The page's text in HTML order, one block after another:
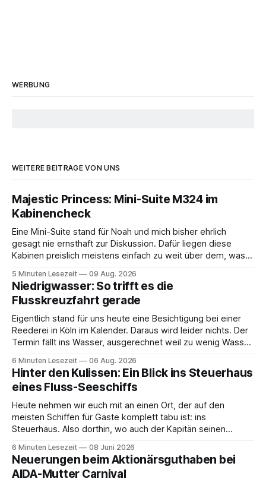
WERBUNG
WEITERE BEITRÄGE VON UNS
Majestic Princess: Mini-Suite M324 im
Kabinencheck
Eine Mini-Suite stand für Noah und mich bisher ehrlich
gesagt nie ernsthaft zur Diskussion. Dafür liegen diese
Kabinen preislich meistens einfach zu weit über dem, was
und investieren das gesparte Geld lieber in Ausflüge, gutes
Essen oder in den
5 Minuten Lesezeit 09 Aug. 2026
Niedrigwasser: So trifft es die
Flusskreuzfahrt gerade
Eigentlich stand für uns heute eine Besichtigung bei einer
Reederei in Köln im Kalender. Daraus wird leider nichts. Der
Termin fällt ins Wasser, ausgerechnet weil zu wenig Wasser
und fahren mit Thurgau Travel die Donau hinunter Richtung
Budapest. Auch
6 Minuten Lesezeit 06 Aug. 2026
Hinter den Kulissen: Ein Blick ins Steuerhaus
eines Fluss-Seeschiffs
Heute nehmen wir euch mit an einen Ort, der auf den
meisten Schiffen für Gäste komplett tabu ist: ins
Steuerhaus. Also dorthin, wo auch der Kapitän seinen
Saxonia ging es zur Mittagszeit von Mainz Richtung Koblenz
– und wir durften für ein
6 Minuten Lesezeit 08 Juni 2026
Neuerungen beim Aktionärsguthaben bei
AIDA-Mutter Carnival